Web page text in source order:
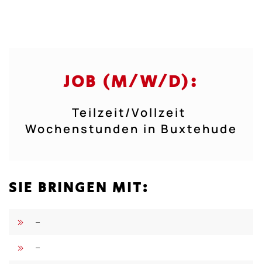
JOB (M/W/D):
Teilzeit/Vollzeit
Wochenstunden in Buxtehude
SIE BRINGEN MIT:
–
–